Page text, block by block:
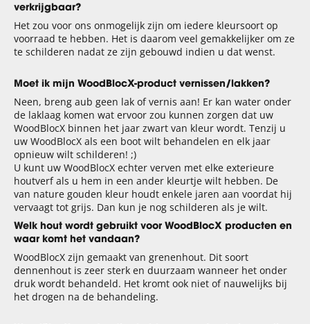
verkrijgbaar?
Het zou voor ons onmogelijk zijn om iedere kleursoort op
voorraad te hebben. Het is daarom veel gemakkelijker om ze
te schilderen nadat ze zijn gebouwd indien u dat wenst.
Moet ik mijn WoodBlocX-product vernissen/lakken?
Neen, breng aub geen lak of vernis aan! Er kan water onder
de laklaag komen wat ervoor zou kunnen zorgen dat uw
WoodBlocX binnen het jaar zwart van kleur wordt. Tenzij u
uw WoodBlocX als een boot wilt behandelen en elk jaar
opnieuw wilt schilderen! ;)
U kunt uw WoodBlocX echter verven met elke exterieure
houtverf als u hem in een ander kleurtje wilt hebben. De
van nature gouden kleur houdt enkele jaren aan voordat hij
vervaagt tot grijs. Dan kun je nog schilderen als je wilt.
Welk hout wordt gebruikt voor WoodBlocX producten en
waar komt het vandaan?
WoodBlocX zijn gemaakt van grenenhout. Dit soort
dennenhout is zeer sterk en duurzaam wanneer het onder
druk wordt behandeld. Het kromt ook niet of nauwelijks bij
het drogen na de behandeling.